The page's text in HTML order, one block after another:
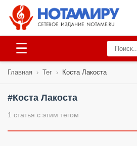
☰
Главная › Тег › Коста Лакоста
#Коста Лакоста
1 статья с этим тегом